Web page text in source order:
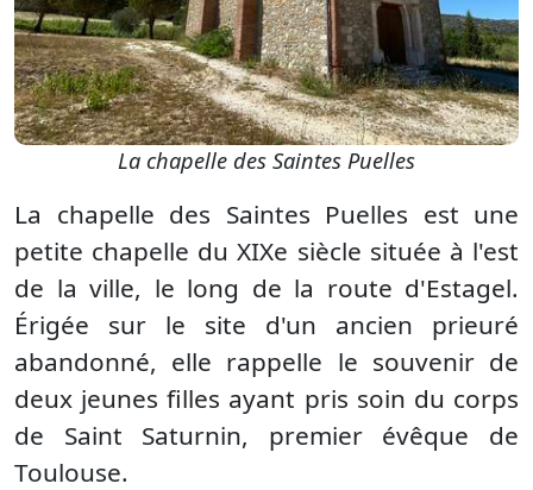
La chapelle des Saintes Puelles
La chapelle des Saintes Puelles est une
petite chapelle du XIXe siècle située à l'est
de la ville, le long de la route d'Estagel.
Érigée sur le site d'un ancien prieuré
abandonné, elle rappelle le souvenir de
deux jeunes filles ayant pris soin du corps
de Saint Saturnin, premier évêque de
Toulouse.